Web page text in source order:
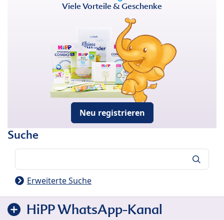
Viele Vorteile & Geschenke
Neu registrieren
Suche
Erweiterte Suche
HiPP WhatsApp-Kanal